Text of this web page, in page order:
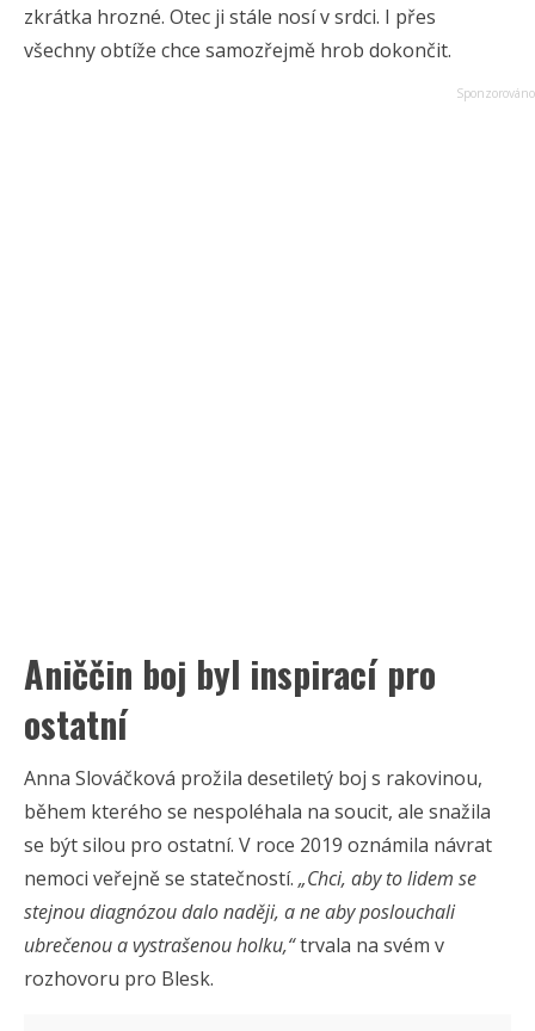
zkrátka hrozné. Otec ji stále nosí v srdci. I přes
všechny obtíže chce samozřejmě hrob dokončit.
Aniččin boj byl inspirací pro
ostatní
Anna Slováčková prožila desetiletý boj s rakovinou,
během kterého se nespoléhala na soucit, ale snažila
se být silou pro ostatní. V roce 2019 oznámila návrat
nemoci veřejně se statečností. „Chci, aby to lidem se
stejnou diagnózou dalo naději, a ne aby poslouchali
ubrečenou a vystrašenou holku,“trvala na svém v
rozhovoru pro Blesk.